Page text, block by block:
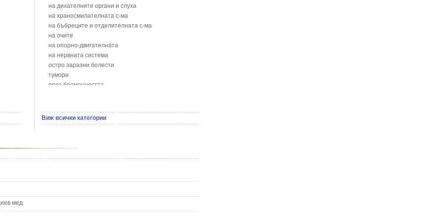
Блатен тъжник - Spirea ulmaria L.
Блян
Бобови шушулки - Phaseolus Vulgaris L.
Божур - Paeonia Decora
Борови връхчета - Pinus sylvestris
Босилек - Ocimum Basillicum
Брей - Tamus Communis
Брош - Rubia tinctorum L.
Бръшлян - Hedera helix L.
Бял имел - Viscum album L.
Бял оман - Inula Helenium L.
Бяла върба - Salix Аlba
на дихателните органи и слуха
на храносмилателната с-ма
на бъбреците и отделителната с-ма
на очите
на опорно-двигателната
на нервната система
остро заразни болести
тумори
през бременността
сексуални проблеми
на половите органи
Виж всички категории
мед